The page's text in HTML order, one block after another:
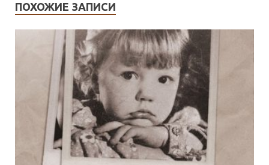
ПОХОЖИЕ ЗАПИСИ